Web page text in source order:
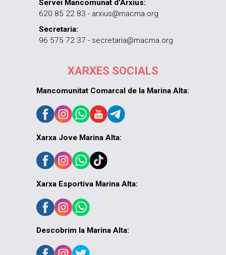
Servei Mancomunat d’Arxius:
620 85 22 83 - arxius@macma.org
Secretaria:
96 575 72 37 - secretaria@macma.org
XARXES SOCIALS
Mancomunitat Comarcal de la Marina Alta:
Xarxa Jove Marina Alta:
Xarxa Esportiva Marina Alta:
Descobrim la Marina Alta: